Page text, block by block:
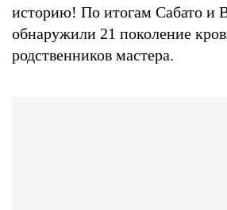
историю! По итогам Сабато и
обнаружили 21 поколение
родственников мастера.